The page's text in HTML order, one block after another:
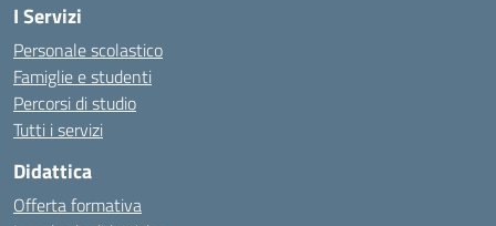
I Servizi
Personale scolastico
Famiglie e studenti
Percorsi di studio
Tutti i servizi
Didattica
Offerta formativa